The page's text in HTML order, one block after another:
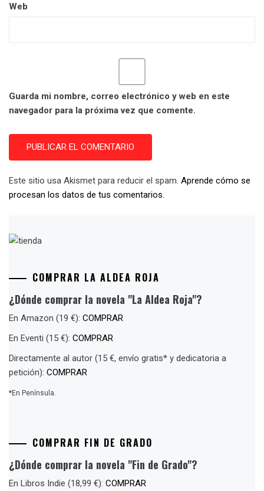
Web
Guarda mi nombre, correo electrónico y web en este
navegador para la próxima vez que comente.
Este sitio usa Akismet para reducir el spam. Aprende cómo se
procesan los datos de tus comentarios.
COMPRAR LA ALDEA ROJA
¿Dónde comprar la novela "La Aldea Roja"?
En Amazon (19 €): COMPRAR
En Eventi (15 €): COMPRAR
Directamente al autor (15 €, envío gratis* y dedicatoria a
petición): COMPRAR
*En Península.
COMPRAR FIN DE GRADO
¿Dónde comprar la novela "Fin de Grado"?
En Libros Indie (18,99 €): COMPRAR